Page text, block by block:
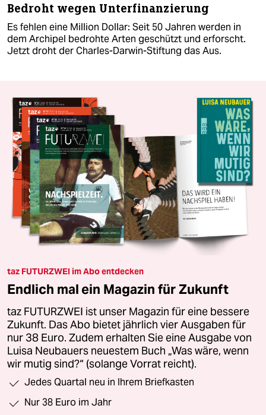
Bedroht wegen Unterfinanzierung
Es fehlen eine Million Dollar: Seit 50 Jahren werden in
dem Archipel bedrohte Arten geschützt und erforscht.
Jetzt droht der Charles-Darwin-Stiftung das Aus.
taz FUTURZWEI im Abo entdecken
Endlich mal ein Magazin für Zukunft
taz FUTURZWEI ist unser Magazin für eine bessere
Zukunft. Das Abo bietet jährlich vier Ausgaben für
nur 38 Euro. Zudem erhalten Sie eine Ausgabe von
Luisa Neubauers neuestem Buch „Was wäre, wenn
wir mutig sind?“ (solange Vorrat reicht).
Jedes Quartal neu in Ihrem Briefkasten
Nur 38 Euro im Jahr